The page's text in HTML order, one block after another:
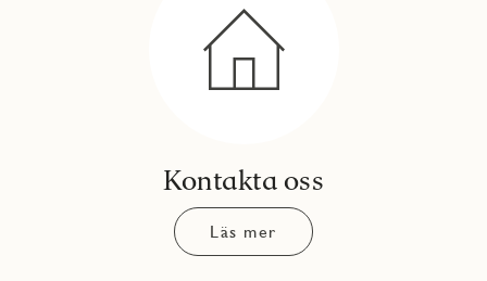
Kontakta oss
Läs mer